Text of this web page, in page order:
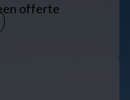
offerte